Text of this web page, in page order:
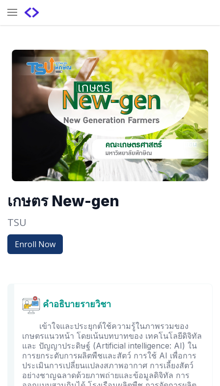
เกษตร New-gen
TSU
Enroll Now
คำอธิบายรายวิชา
เข้าใจและประยุกต์ใช้ความรู้ในภาพรวมของ
เกษตรแนวหน้า โดยเน้นบทบาทของ เทคโนโลยีดิจิทัล
และ ปัญญาประดิษฐ์ (Artificial intelligence: AI) ใน
การยกระดับการผลิตพืชและสัตว์ การใช้ AI เพื่อการ
ประเมินการเปลี่ยนแปลงสภาพอากาศ การเลี้ยงสัตว์
อย่างชาญฉลาดด้วยภาพถ่ายและข้อมูลดิจิทัล การ